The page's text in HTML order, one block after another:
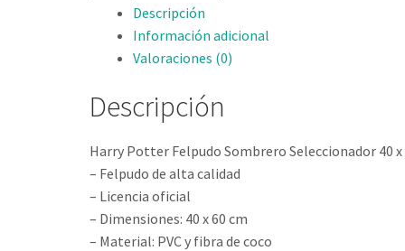
Descripción
Información adicional
Valoraciones (0)
Descripción
Harry Potter Felpudo Sombrero Seleccionador 40 x
– Felpudo de alta calidad
– Licencia oficial
– Dimensiones: 40 x 60 cm
– Material: PVC y fibra de coco